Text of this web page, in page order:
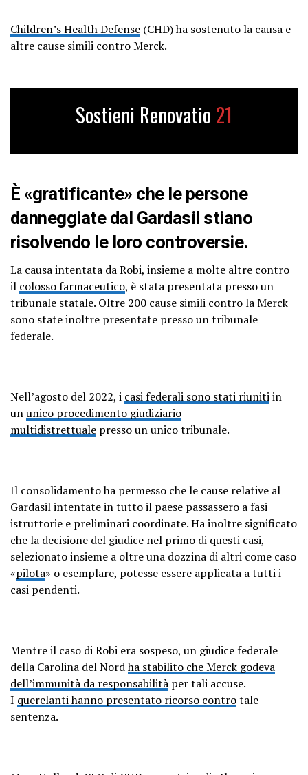
Children’s Health Defense (CHD) ha sostenuto la causa e
altre cause simili contro Merck.
Sostieni Renovatio 21
È «gratificante» che le persone
danneggiate dal Gardasil stiano
risolvendo le loro controversie.
La causa intentata da Robi, insieme a molte altre contro
il colosso farmaceutico, è stata presentata presso un
tribunale statale. Oltre 200 cause simili contro la Merck
sono state inoltre presentate presso un tribunale
federale.
Nell’agosto del 2022, i casi federali sono stati riunitiin
ununico procedimento giudiziario
multidistrettuale presso un unico tribunale.
Il consolidamento ha permesso che le cause relative al
Gardasil intentate in tutto il paese passassero a fasi
istruttorie e preliminari coordinate. Ha inoltre significato
che la decisione del giudice nel primo di questi casi,
selezionato insieme a oltre una dozzina di altri come caso
«pilota» o esemplare, potesse essere applicata a tutti i
casi pendenti.
Mentre il caso di Robi era sospeso, un giudice federale
della Carolina del Nordha stabilito che Merck godeva
dell’immunità da responsabilità per tali accuse.
I querelanti hanno presentato ricorso controtale
sentenza.